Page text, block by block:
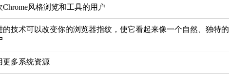
Chrome风格浏览和工具的用户
的技术可以改变你的浏览器指纹，使它看起来像一个自然、独特的
更多系统资源